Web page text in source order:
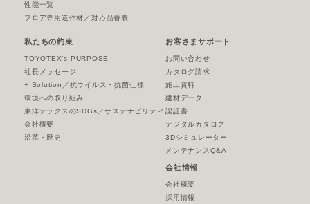
性能一覧
フロア専用造作材／対応品番表
私たちの約束
TOYOTEX’s PURPOSE
社長メッセージ
+ Solution／抗ウイルス・抗菌仕様
環境への取り組み
東洋テックスのSDGs／サステナビリティ
会社概要
沿革・歴史
お客さまサポート
お問い合わせ
カタログ請求
施工資料
建材データ
認証書
デジタルカタログ
3Dシミュレーター
メンテナンスQ&A
会社情報
会社概要
採用情報